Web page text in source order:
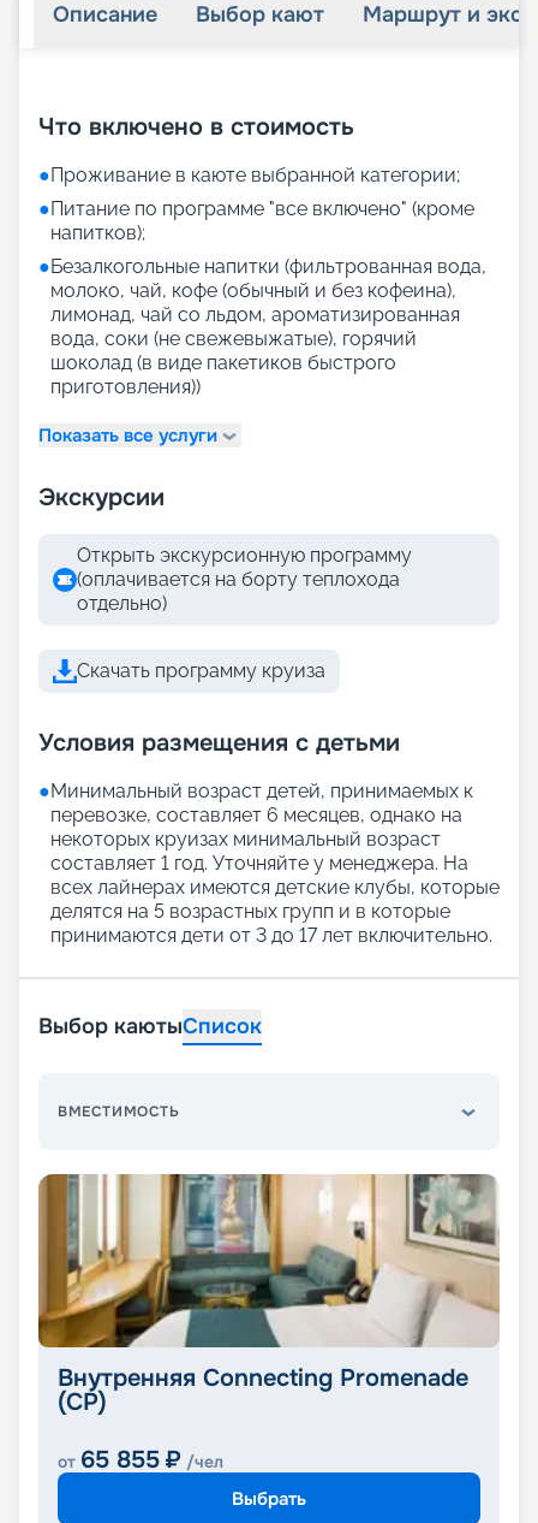
Описание Выбор кают Маршрут и
Что включено в стоимость
●Проживание в каюте выбранной категории;
●Питание по программе "все включено" (кроме
напитков);
●Безалкогольные напитки (фильтрованная вода,
молоко, чай, кофе (обычный и без кофеина),
лимонад, чай со льдом, ароматизированная
вода, соки (не свежевыжатые), горячий
шоколад (в виде пакетиков быстрого
приготовления))
Показать все услуги
Экскурсии
Открыть экскурсионную программу
(оплачивается на борту теплохода
отдельно)
Скачать программу круиза
Условия размещения с детьми
●Минимальный возраст детей, принимаемых к
перевозке, составляет 6 месяцев, однако на
некоторых круизах минимальный возраст
составляет 1 год. Уточняйте у менеджера. На
всех лайнерах имеются детские клубы, которые
делятся на 5 возрастных групп и в которые
принимаются дети от 3 до 17 лет включительно.
Выбор каютыСписок
ВМЕСТИМОСТЬ
Внутренняя Connecting Promenade
(CP)
от 65 855 ₽ /чел
Выбрать